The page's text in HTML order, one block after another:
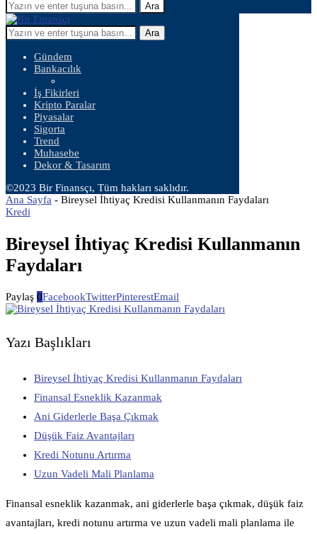
Ara
Ara
Gündem
Bankacılık
İş Fikirleri
Kripto Paralar
Piyasalar
Sigorta
Trend
Muhasebe
Dekor & Tasarım
©2023 Bir Finansçı, Tüm hakları saklıdır.
Ana Sayfa - Bireysel İhtiyaç Kredisi Kullanmanın Faydaları
Kredi
Bireysel İhtiyaç Kredisi Kullanmanın
Faydaları
Paylaş 0FacebookTwitterPinterestEmail
Yazı Başlıkları
Bireysel İhtiyaç Kredisi Kullanmanın Faydaları
Finansal Esneklik Kazanmak
Ani Giderlerle Başa Çıkmak
Düşük Faiz Avantajları
Kredi Notunu Artırma
Uzun Vadeli Mali Planlama
Finansal esneklik kazanmak, ani giderlerle başa çıkmak, düşük faiz
avantajları, kredi notunu artırma ve uzun vadeli mali planlama ile